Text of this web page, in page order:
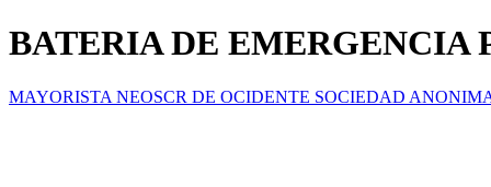
BATERIA DE EMERGENCIA
MAYORISTA NEOSCR DE OCIDENTE SOCIEDAD